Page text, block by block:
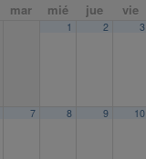
mar mié jue vie
1 2 3
7 8 9 10